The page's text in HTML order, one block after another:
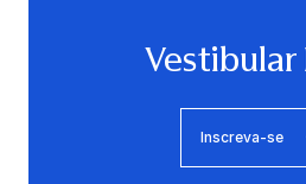
Vestibular
Inscreva-se